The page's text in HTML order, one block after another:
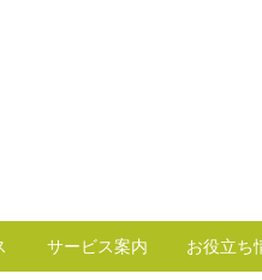
サービス案内 お役立ち